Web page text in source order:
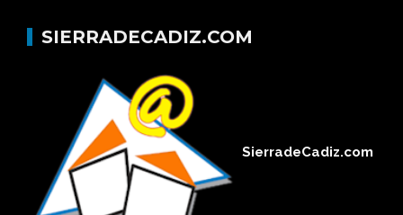
SIERRADECADIZ.COM
SierradeCadiz.com